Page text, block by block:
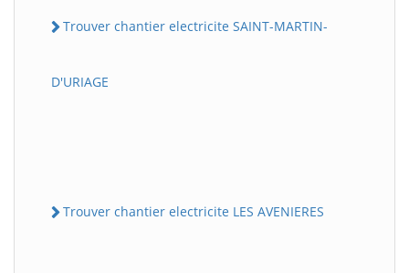
Trouver chantier electricite SAINT-MARTIN-
D'URIAGE
Trouver chantier electricite LES AVENIERES